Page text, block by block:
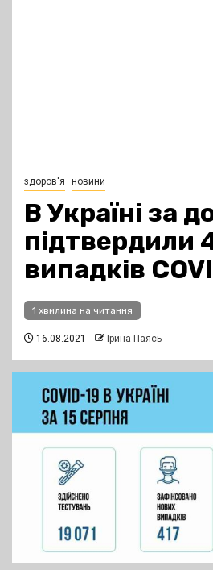
здоров'я новини
В Україні за
підтвердили
випадків
1 хвилина на читання
16.08.2021 Ірина Паясь